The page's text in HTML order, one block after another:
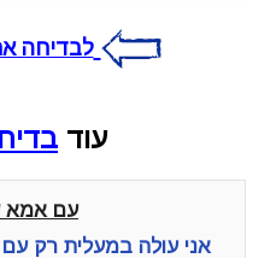
לבדיחה
עוד
עם אמא
אני עולה במעלית רק